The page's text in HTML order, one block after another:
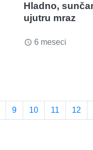
Hladno,
ujutru mraz
access_time 6 meseci
9 10 11 12